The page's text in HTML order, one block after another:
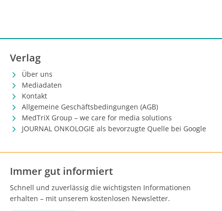
Verlag
Über uns
Mediadaten
Kontakt
Allgemeine Geschäftsbedingungen (AGB)
MedTriX Group – we care for media solutions
JOURNAL ONKOLOGIE als bevorzugte Quelle bei Google
Immer gut informiert
Schnell und zuverlässig die wichtigsten Informationen
erhalten – mit unserem kostenlosen Newsletter.